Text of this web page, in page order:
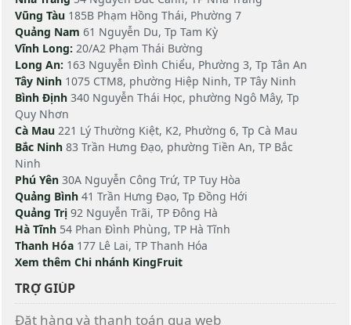
Vũng Tàu 185B Phạm Hồng Thái, Phường 7
Quảng Nam 61 Nguyễn Du, Tp Tam Kỳ
Vĩnh Long: 20/A2 Phạm Thái Bường
Long An: 163 Nguyễn Đình Chiểu, Phường 3, Tp Tân An
Tây Ninh 1075 CTM8, phường Hiệp Ninh, TP Tây Ninh
Bình Định 340 Nguyễn Thái Học, phường Ngô Mây, Tp
Quy Nhơn
Cà Mau 221 Lý Thường Kiệt, K2, Phường 6, Tp Cà Mau
Bắc Ninh 83 Trần Hưng Đạo, phường Tiền An, TP Bắc
Ninh
Phú Yên 30A Nguyễn Công Trứ, TP Tuy Hòa
Quảng Bình 41 Trần Hưng Đạo, Tp Đồng Hới
Quảng Trị 92 Nguyễn Trãi, TP Đông Hà
Hà Tĩnh 54 Phan Đình Phùng, TP Hà Tĩnh
Thanh Hóa 177 Lê Lai, TP Thanh Hóa
Xem thêm Chi nhánh KingFruit
TRỢ GIÚP
Đặt hàng và thanh toán qua web